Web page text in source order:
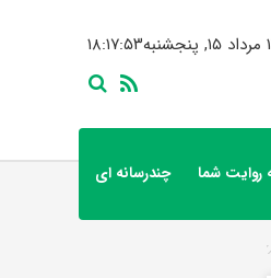
۱۸:۱۷:۵۴
روایت شما چندرسانه ای